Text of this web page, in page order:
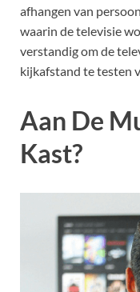
afhangen van
waarin de televisie
verstandig om de
kijkafstand te testen
Aan De
Kast?